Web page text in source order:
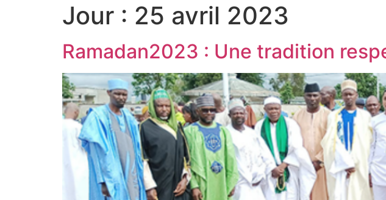
Jour : 25 avril 2023
Ramadan2023 : Une tradition